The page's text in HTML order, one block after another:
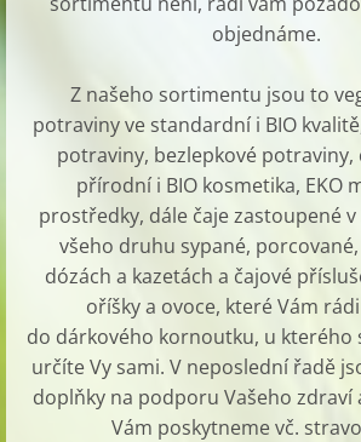
objednáme.
Z našeho sortimentu jsou to
potraviny ve standardní i BIO
potraviny, bezlepkové potraviny,
přírodní i BIO kosmetika, EKO
prostředky, dále čaje zastoupené
všeho druhu sypané,
dózách a kazetách a čajové
oříšky a ovoce, které Vám
do dárkového kornoutku, u kterého
určíte Vy sami. V neposlední řadě
doplňky na podporu Vašeho zdraví
Vám poskytneme vč.